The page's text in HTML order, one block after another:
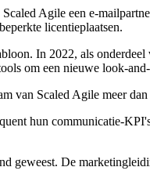
Agile een e-
licentieplaatsen.
In 2022, als
om een nieuwe look-
van Scaled Agile meer
hun communicatie-
geweest. De